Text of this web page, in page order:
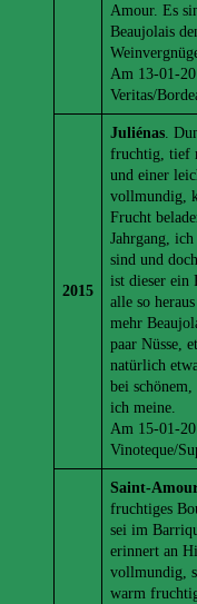
Amour. Es
Beaujolais
Am 13-01-
Veritas/
2015
Juliénas .
fruchtig, tief
und einer
vollmundig,
Frucht
Jahrgang,
sind und
ist dieser ein
alle so
mehr
paar Nüsse,
natürlich
bei schönem,
ich meine.
Am 15-01-
Vinoteque/
Saint-
fruchtiges
sei im
erinnert an
vollmundig,
warm